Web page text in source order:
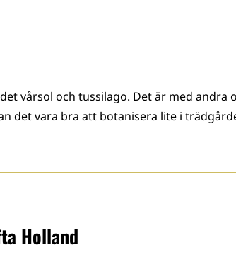
vårsol och tussilago. Det är med
det vara bra att botanisera lite i
Holland